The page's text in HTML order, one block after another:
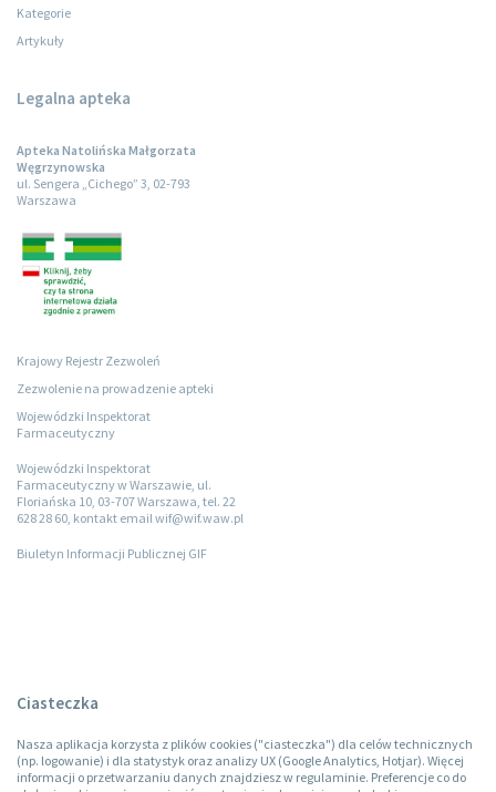
Kategorie
Artykuły
Legalna apteka
Apteka Natolińska Małgorzata
Węgrzynowska
ul. Sengera „Cichego” 3, 02-793
Warszawa
Krajowy Rejestr Zezwoleń
Zezwolenie na prowadzenie apteki
Wojewódzki Inspektorat
Farmaceutyczny
Wojewódzki Inspektorat
Farmaceutyczny w Warszawie, ul.
Floriańska 10, 03-707 Warszawa, tel. 22
628 28 60, kontakt email wif@wif.waw.pl
Biuletyn Informacji Publicznej GIF
Ciasteczka
Nasza aplikacja korzysta z plików cookies ("ciasteczka") dla celów technicznych
(np. logowanie) i dla statystyk oraz analizy UX (Google Analytics, Hotjar). Więcej
informacji o przetwarzaniu danych znajdziesz w regulaminie. Preferencje co do